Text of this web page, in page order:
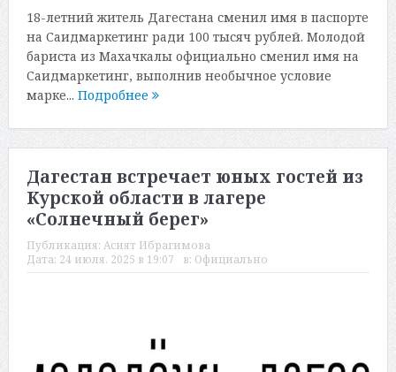
18-летний житель Дагестана сменил имя в паспорте
на Саидмаркетинг ради 100 тысяч рублей. Молодой
бариста из Махачкалы официально сменил имя на
Саидмаркетинг, выполнив необычное условие
марке... Подробнее
Дагестан встречает юных гостей из
Курской области в лагере
«Солнечный берег»
Публикация: Асият Ибрагимова
Дата: 24 июля, 2025 в 19:07 в: Официально